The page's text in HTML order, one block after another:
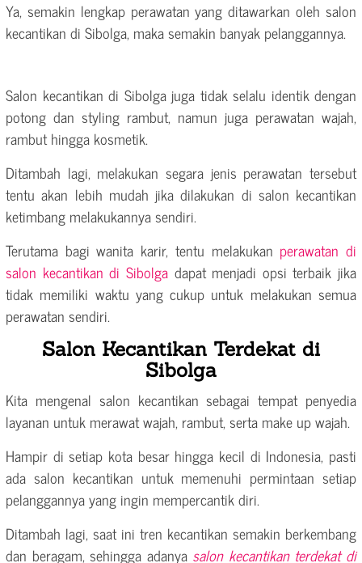
Ya, semakin lengkap perawatan yang ditawarkan oleh salon
kecantikan di Sibolga, maka semakin banyak pelanggannya.
Salon kecantikan di Sibolga juga tidak selalu identik dengan
potong dan styling rambut, namun juga perawatan wajah,
rambut hingga kosmetik.
Ditambah lagi, melakukan segara jenis perawatan tersebut
tentu akan lebih mudah jika dilakukan di salon kecantikan
ketimbang melakukannya sendiri.
Terutama bagi wanita karir, tentu melakukan perawatan di
salon kecantikan di Sibolgadapat menjadi opsi terbaik jika
tidak memiliki waktu yang cukup untuk melakukan semua
perawatan sendiri.
Salon Kecantikan Terdekat di
Sibolga
Kita mengenal salon kecantikan sebagai tempat penyedia
layanan untuk merawat wajah, rambut, serta make up wajah.
Hampir di setiap kota besar hingga kecil di Indonesia, pasti
ada salon kecantikan untuk memenuhi permintaan setiap
pelanggannya yang ingin mempercantik diri.
Ditambah lagi, saat ini tren kecantikan semakin berkembang
dan beragam, sehingga adanya salon kecantikan terdekat di